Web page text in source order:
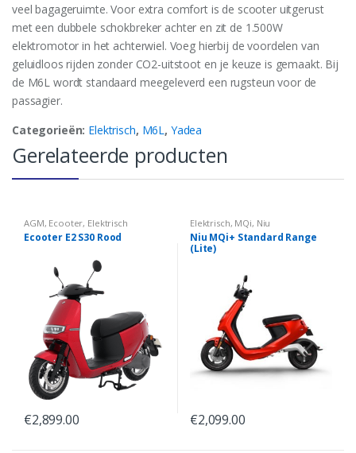
veel bagageruimte. Voor extra comfort is de scooter uitgerust
met een dubbele schokbreker achter en zit de 1.500W
elektromotor in het achterwiel. Voeg hierbij de voordelen van
geluidloos rijden zonder CO2-uitstoot en je keuze is gemaakt. Bij
de M6L wordt standaard meegeleverd een rugsteun voor de
passagier.
Categorieën: Elektrisch, M6L, Yadea
Gerelateerde producten
AGM, Ecooter, Elektrisch
Ecooter E2 S30 Rood
€2,899.00
Elektrisch, MQi, Niu
Niu MQi+ Standard Range
(Lite)
€2,099.00